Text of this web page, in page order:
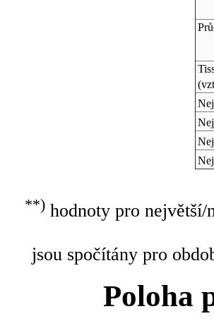
**)hodnoty pro největší/
jsou spočítány pro
Poloha